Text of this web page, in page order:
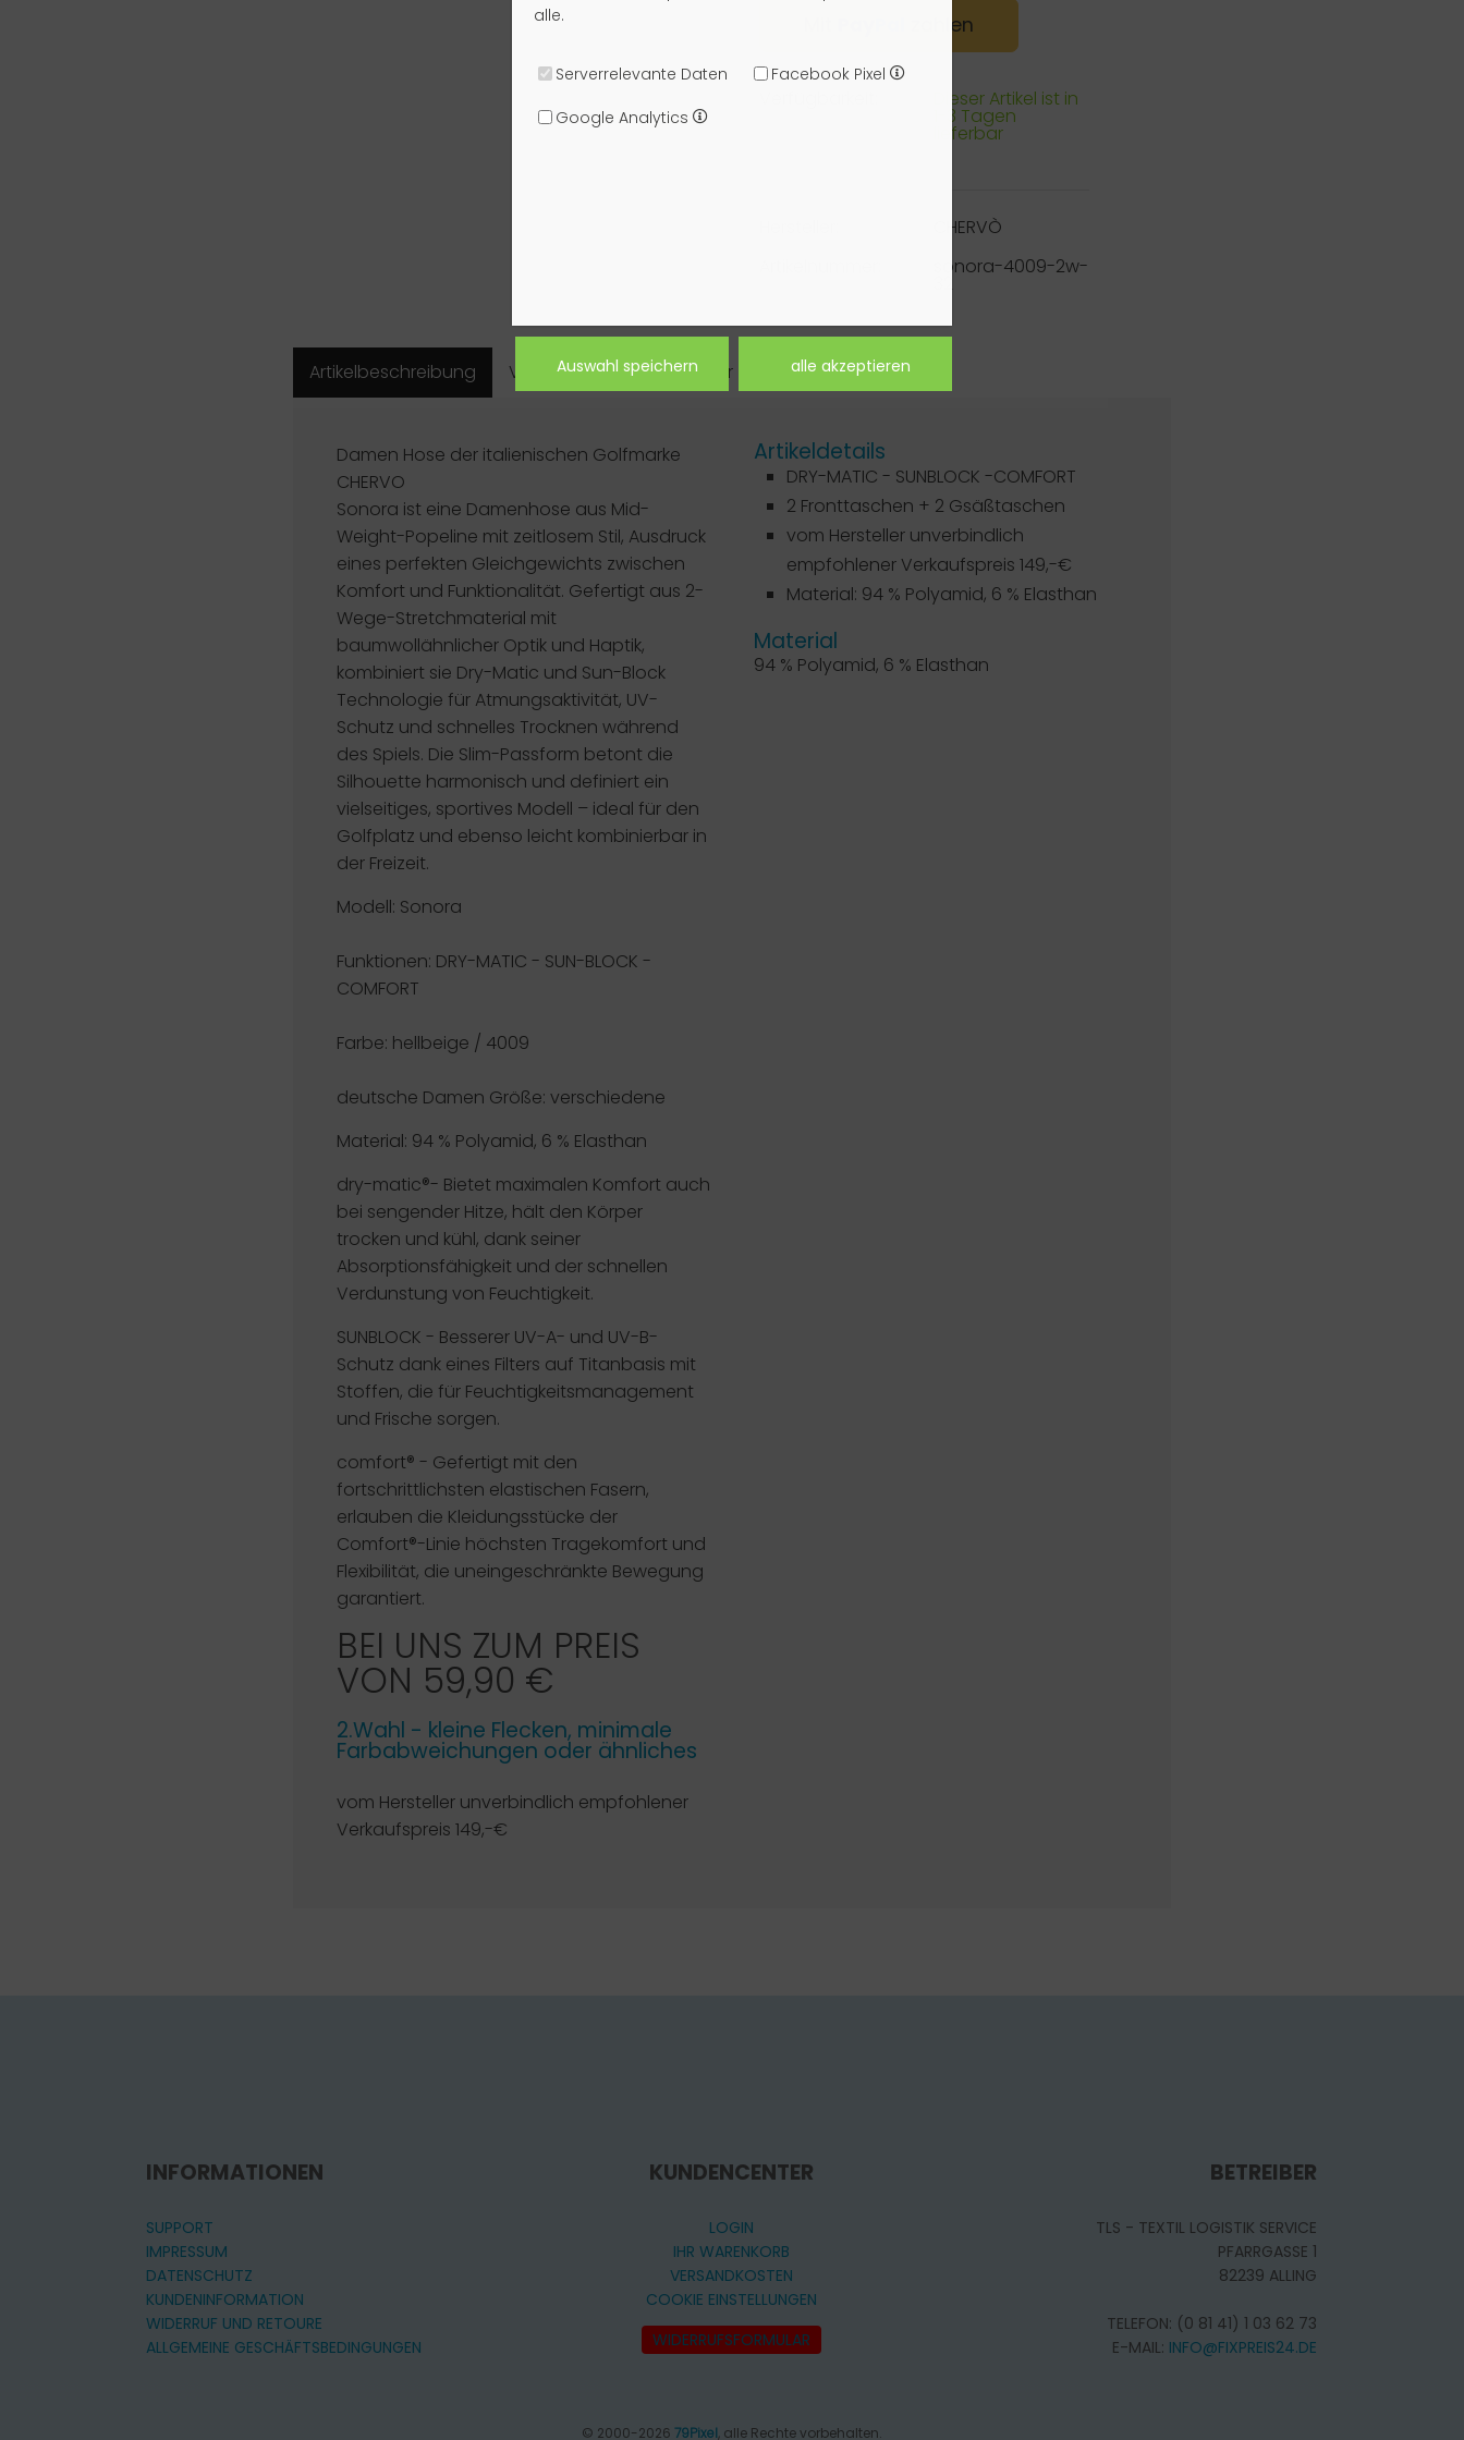
alle.
Serverrelevante Daten
Facebook Pixel
Google Analytics
zahlen
Dieser Artikel ist in
1-3 Tagen
lieferbar
CHERVÒ
sonora-4009-2w-
Artikelbeschreibung Verfügbarkeit Hersteller
Damen Hose der italienischen Golfmarke
CHERVO
Sonora ist eine Damenhose aus Mid-
Weight-Popeline mit zeitlosem Stil, Ausdruck
eines perfekten Gleichgewichts zwischen
Komfort und Funktionalität. Gefertigt aus 2-
Wege-Stretchmaterial mit
baumwollähnlicher Optik und Haptik,
kombiniert sie Dry-Matic und Sun-Block
Technologie für Atmungsaktivität, UV-
Schutz und schnelles Trocknen während
des Spiels. Die Slim-Passform betont die
Silhouette harmonisch und definiert ein
vielseitiges, sportives Modell – ideal für den
Golfplatz und ebenso leicht kombinierbar in
der Freizeit.
Modell: Sonora
Funktionen: DRY-MATIC - SUN-BLOCK -
COMFORT
Farbe: hellbeige / 4009
deutsche Damen Größe: verschiedene
Material: 94 % Polyamid, 6 % Elasthan
dry-matic®- Bietet maximalen Komfort auch
bei sengender Hitze, hält den Körper
trocken und kühl, dank seiner
Absorptionsfähigkeit und der schnellen
Verdunstung von Feuchtigkeit.
SUNBLOCK - Besserer UV-A- und UV-B-
Schutz dank eines Filters auf Titanbasis mit
Stoffen, die für Feuchtigkeitsmanagement
und Frische sorgen.
comfort® - Gefertigt mit den
fortschrittlichsten elastischen Fasern,
erlauben die Kleidungsstücke der
Comfort®-Linie höchsten Tragekomfort und
Flexibilität, die uneingeschränkte Bewegung
garantiert.
BEI UNS ZUM PREIS
VON 59,90 €
2.Wahl - kleine Flecken, minimale
Farbabweichungen oder ähnliches
vom Hersteller unverbindlich empfohlener
Verkaufspreis 149,-€
Artikeldetails
DRY-MATIC - SUNBLOCK -COMFORT
2 Fronttaschen + 2 Gsäßtaschen
vom Hersteller unverbindlich
empfohlener Verkaufspreis 149,-€
Material: 94 % Polyamid, 6 % Elasthan
Material
94 % Polyamid, 6 % Elasthan
INFORMATIONEN
SUPPORT
IMPRESSUM
DATENSCHUTZ
KUNDENINFORMATION
WIDERRUF UND RETOURE
ALLGEMEINE GESCHÄFTSBEDINGUNGEN
KUNDENCENTER
LOGIN
IHR WARENKORB
VERSANDKOSTEN
COOKIE EINSTELLUNGEN
WIDERRUFSFORMULAR
BETREIBER
TLS - TEXTIL LOGISTIK SERVICE
PFARRGASSE 1
82239 ALLING
TELEFON: (0 81 41) 1 03 62 73
E-MAIL: INFO@FIXPREIS24.DE
© 2000-2026 79Pixel, alle Rechte vorbehalten.